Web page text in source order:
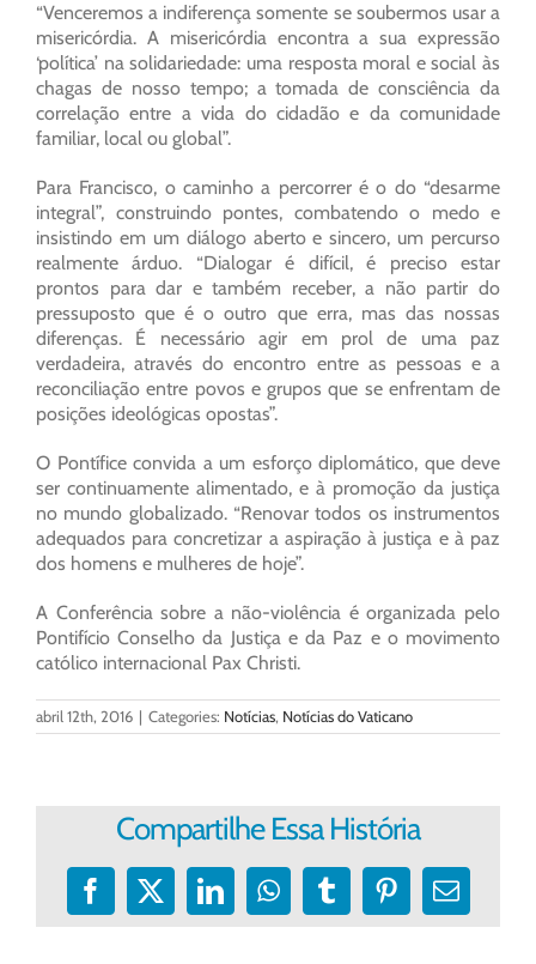
“Venceremos a indiferença somente se soubermos usar a
misericórdia. A misericórdia encontra a sua expressão
‘política’ na solidariedade: uma resposta moral e social às
chagas de nosso tempo; a tomada de consciência da
correlação entre a vida do cidadão e da comunidade
familiar, local ou global”.
Para Francisco, o caminho a percorrer é o do “desarme
integral”, construindo pontes, combatendo o medo e
insistindo em um diálogo aberto e sincero, um percurso
realmente árduo. “Dialogar é difícil, é preciso estar
prontos para dar e também receber, a não partir do
pressuposto que é o outro que erra, mas das nossas
diferenças. É necessário agir em prol de uma paz
verdadeira, através do encontro entre as pessoas e a
reconciliação entre povos e grupos que se enfrentam de
posições ideológicas opostas”.
O Pontífice convida a um esforço diplomático, que deve
ser continuamente alimentado, e à promoção da justiça
no mundo globalizado. “Renovar todos os instrumentos
adequados para concretizar a aspiração à justiça e à paz
dos homens e mulheres de hoje”.
A Conferência sobre a não-violência é organizada pelo
Pontifício Conselho da Justiça e da Paz e o movimento
católico internacional Pax Christi.
abril 12th, 2016 | Categories: Notícias, Notícias do Vaticano
Compartilhe Essa História
Facebook
X LinkedInWhatsApp
TumblrPinterest
E-